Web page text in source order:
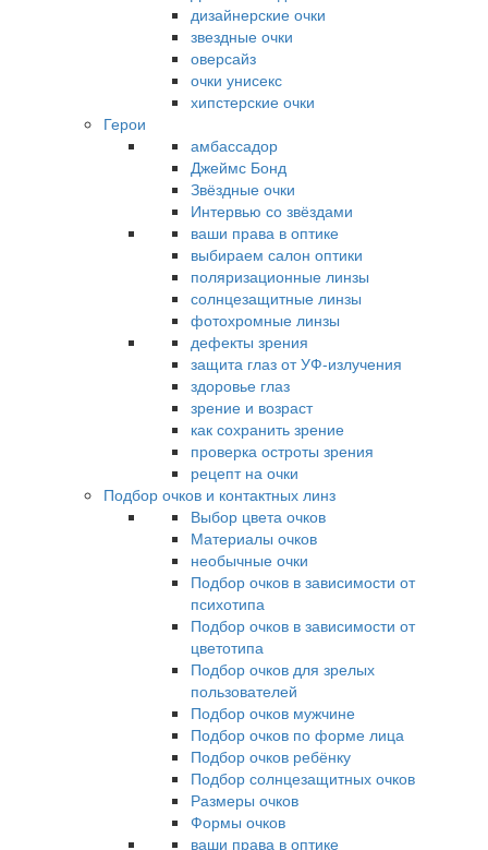
дизайнерские очки
звездные очки
оверсайз
очки унисекс
хипстерские очки
Герои
амбассадор
Джеймс Бонд
Звёздные очки
Интервью со звёздами
ваши права в оптике
выбираем салон оптики
поляризационные линзы
солнцезащитные линзы
фотохромные линзы
дефекты зрения
защита глаз от УФ-излучения
здоровье глаз
зрение и возраст
как сохранить зрение
проверка остроты зрения
рецепт на очки
Подбор очков и контактных линз
Выбор цвета очков
Материалы очков
необычные очки
Подбор очков в зависимости от
психотипа
Подбор очков в зависимости от
цветотипа
Подбор очков для зрелых
пользователей
Подбор очков мужчине
Подбор очков по форме лица
Подбор очков ребёнку
Подбор солнцезащитных очков
Размеры очков
Формы очков
ваши права в оптике